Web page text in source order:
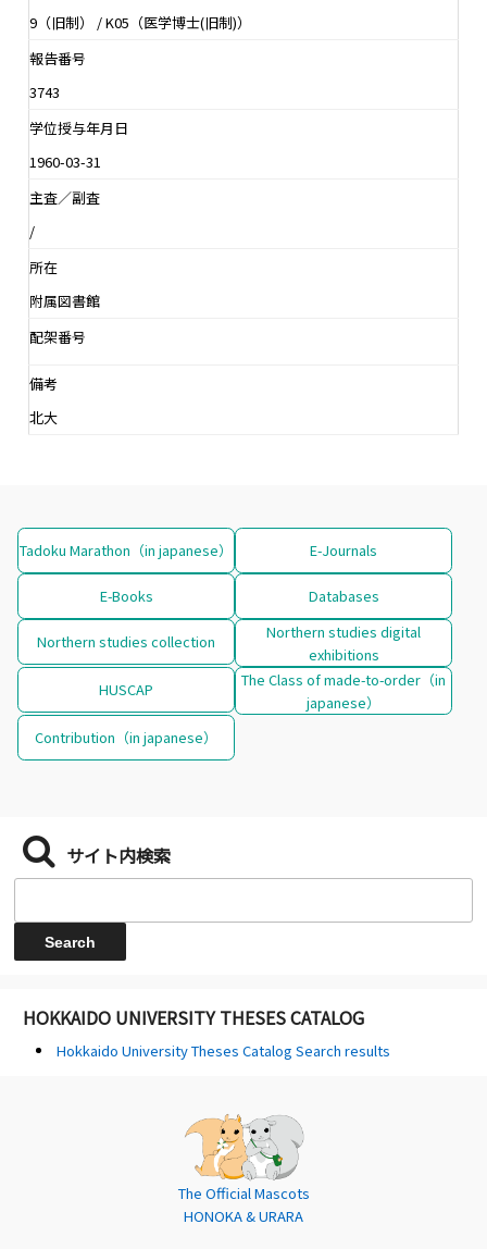
9（旧制） / K05（医学博士(旧制)）
報告番号
3743
学位授与年月日
1960-03-31
主査／副査
/
所在
附属図書館
配架番号
備考
北大
Tadoku Marathon（in japanese） E-Journals
E-Books Databases
Northern studies collection
Northern studies digital
exhibitions
HUSCAP
The Class of made-to-order（in
japanese）
Contribution（in japanese）
サイト内検索
HOKKAIDO UNIVERSITY THESES CATALOG
Hokkaido University Theses Catalog Search results
The Official Mascots
HONOKA & URARA